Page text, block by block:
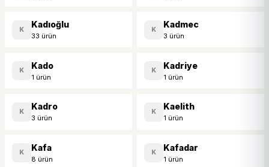
K Kadıoğlu
33 ürün
K Kadmec
3 ürün
K Kado
1 ürün
K Kadriye
1 ürün
K Kadro
3 ürün
K Kaelith
1 ürün
K Kafa
8 ürün
K Kafadar
1 ürün